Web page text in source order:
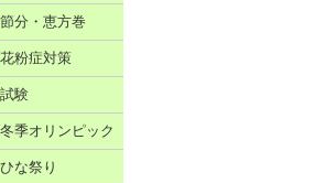
分・恵方巻
粉症対策
験
季オリンピック
な祭り